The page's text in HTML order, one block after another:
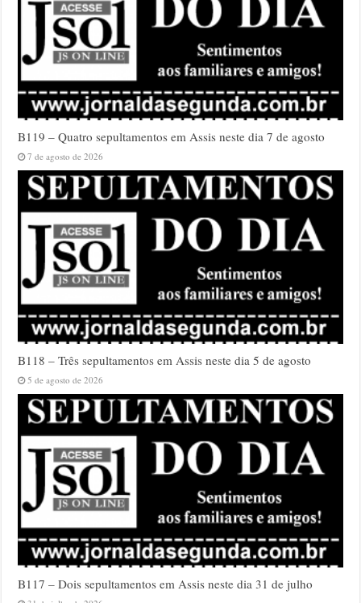
B119 – Quatro sepultamentos em Assis neste dia 7 de agosto
7 de agosto de 2026
B118 – Três sepultamentos em Assis neste dia 5 de agosto
5 de agosto de 2026
B117 – Dois sepultamentos em Assis neste dia 31 de julho